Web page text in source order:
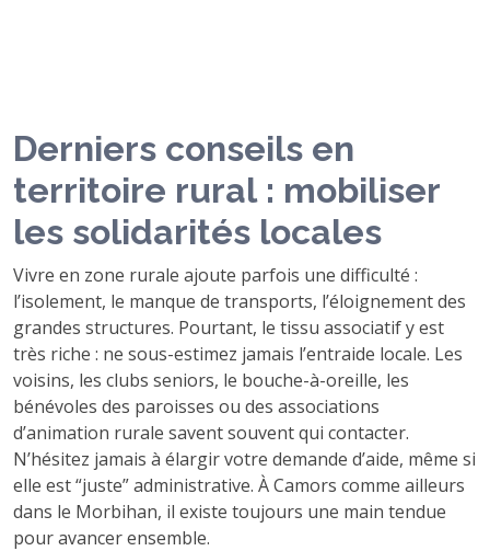
Derniers conseils en
territoire rural : mobiliser
les solidarités locales
Vivre en zone rurale ajoute parfois une difficulté :
l’isolement, le manque de transports, l’éloignement des
grandes structures. Pourtant, le tissu associatif y est
très riche : ne sous-estimez jamais l’entraide locale. Les
voisins, les clubs seniors, le bouche-à-oreille, les
bénévoles des paroisses ou des associations
d’animation rurale savent souvent qui contacter.
N’hésitez jamais à élargir votre demande d’aide, même si
elle est “juste” administrative. À Camors comme ailleurs
dans le Morbihan, il existe toujours une main tendue
pour avancer ensemble.